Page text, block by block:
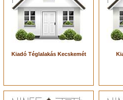
Kiadó Téglalakás Kecskemét